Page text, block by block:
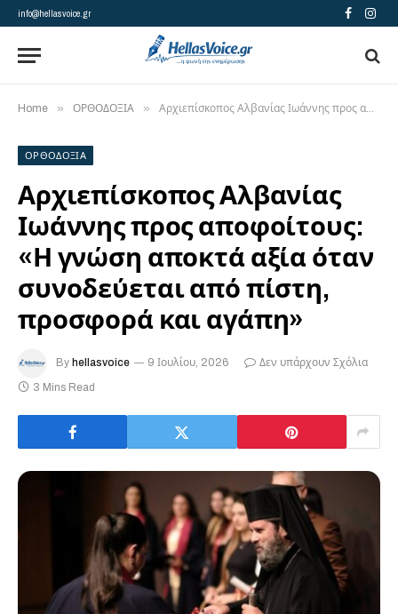
info@hellasvoice.gr Facebook
Home » ΟΡΘΟΔΟΞΙΑ » Αρχιεπίσκοπος Αλβανίας Ιωάννης προς αποφοίτους: «Η γνώση αποκτά αξία όταν συνοδεύεται από πίστη, προσφορά και αγάπη»
ΟΡΘΟΔΟΞΙΑ
Αρχιεπίσκοπος Αλβανίας
Ιωάννης προς αποφοίτους:
«Η γνώση αποκτά αξία όταν
συνοδεύεται από πίστη,
προσφορά και αγάπη»
By hellasvoice 9 Ιουλίου, 2026
Δεν υπάρχουν Σχόλια
3 Mins Read